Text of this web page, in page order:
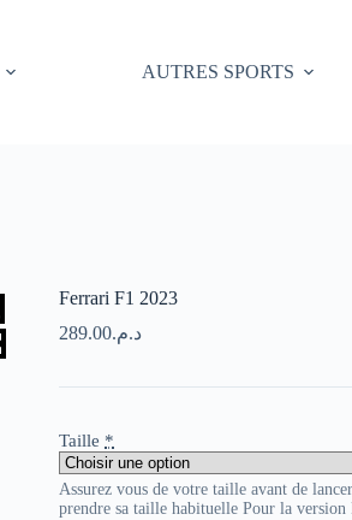
AUTRES SPORTS
Ferrari F1 2023
د.م.289.00
Taille *
Assurez vous de votre taille avant de
prendre sa taille habituelle Pour la